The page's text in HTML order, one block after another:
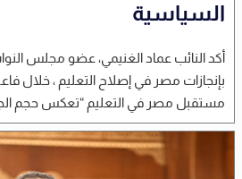
السياسية
أكد النائب عماد الغنيمي، عضو مجلس
بإنجازات مصر في إصلاح التعليم ، خلال
مستقبل مصر في التعليم “تعكس حجم